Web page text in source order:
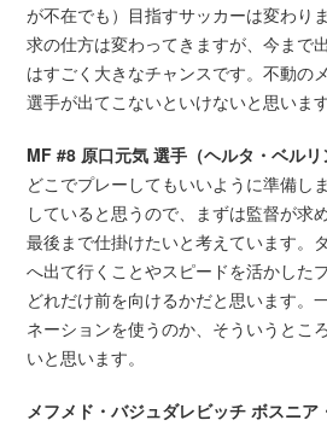
が不在でも）目指すサッカーは変わり
求の仕方は変わってきますが、今まで
はすごく大きなチャンスです。不動の
選手が出てこないといけないと思います
MF #8 原口元気 選手（ヘルタ・ベルリ
どこでプレーしてもいいように準備し
していると思うので、まずは監督が求
最後まで仕掛けたいと考えています。
へ出て行くことやスピードを活かした
どれだけ前を向けるかだと思います。
ネーションを使うのか、そういうとこ
いと思います。
メフメド・バジュダレビッチ ボスニ